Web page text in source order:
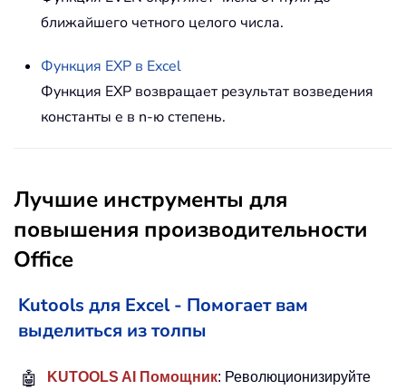
ближайшего четного целого числа.
Функция EXP в Excel
Функция EXP возвращает результат возведения
константы e в n-ю степень.
Лучшие инструменты для
повышения производительности
Office
Kutools для Excel - Помогает вам
выделиться из толпы
🤖 KUTOOLS AI Помощник: Революционизируйте